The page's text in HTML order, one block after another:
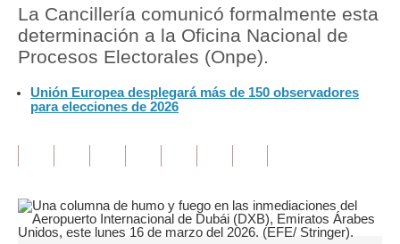
Política
Tu Dinero
Inmobiliarias
Editorial
La Cancillería comunicó formalmente esta
determinación a la Oficina Nacional de
Procesos Electorales (Onpe).
Unión Europea desplegará más de 150 observadores
para elecciones de 2026